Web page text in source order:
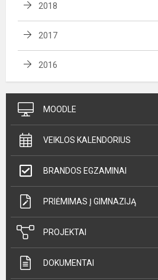
2018
2017
2016
MOODLE
VEIKLOS KALENDORIUS
BRANDOS EGZAMINAI
PRIĖMIMAS Į GIMNAZIJĄ
PROJEKTAI
DOKUMENTAI